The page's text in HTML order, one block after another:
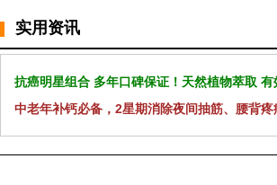
实用资讯
抗癌明星组合 多年口碑保证！天然植物萃取
中老年补钙必备，2星期消除夜间抽筋、腰背